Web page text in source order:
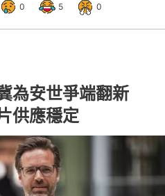
0 5 0
為安世爭端翻新
供應穩定